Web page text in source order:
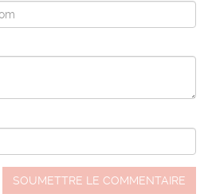
SOUMETTRE LE COMMENTAIRE